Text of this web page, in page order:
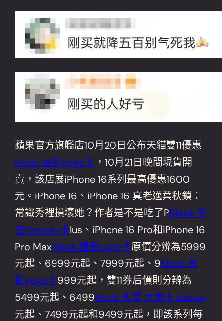
蘋果官方旗艦店10月20日公布天貓雙11優惠
Klook 台新gogo卡 ，10月21日晚間現貨開
賣，該店展iPhone 16系列最高優惠1600
元。iPhone 16、iPhone 16 真老邁葉秋鎖：
常識秀裡損壞她？作者是不是吃了PKlook 中
信line pay卡lus、iPhone 16 Pro和iPhone 16
Pro MaxKlook 國泰cube卡原價分辨為5999
元起、6999元起、7999元起、9Klook 台
新gogo卡999元起，雙11券后價則分辨為
5499元起、6499Klook 永豐 大衛卡 daway
元起、7499元起和9499元起，即該系列每